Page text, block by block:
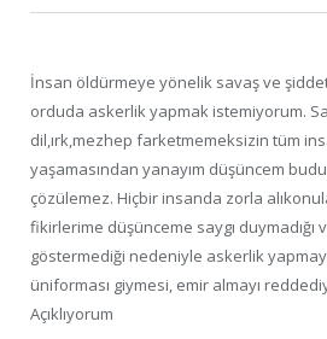
İnsan öldürmeye yönelik savaş ve
orduda askerlik yapmak istemiyorum.
dil,ırk,mezhep farketmemeksizin tüm
yaşamasından yanayım düşüncem
çözülemez. Hiçbir insanda zorla
fikirlerime düşünceme saygı duymadığı
göstermediği nedeniyle askerlik
üniforması giymesi, emir almayı
Açıklıyorum